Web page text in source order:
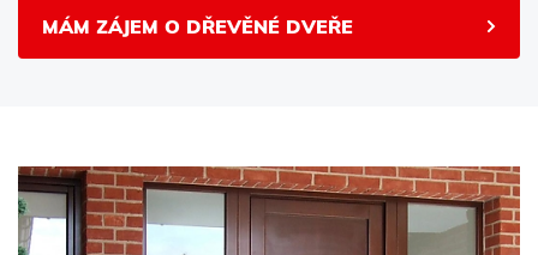
MÁM ZÁJEM O DŘEVĚNÉ DVEŘE